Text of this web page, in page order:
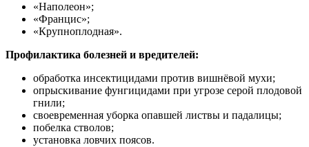
«Наполеон»;
«Францис»;
«Крупноплодная».
Профилактика болезней и вредителей:
обработка инсектицидами против вишнёвой мухи;
опрыскивание фунгицидами при угрозе серой плодовой
гнили;
своевременная уборка опавшей листвы и падалицы;
побелка стволов;
установка ловчих поясов.